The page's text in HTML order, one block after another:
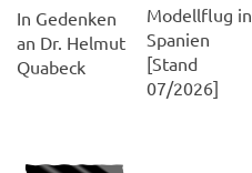
In Gedenken
an Dr. Helmut
Quabeck
Modellflug in
Spanien
[Stand
07/2026]